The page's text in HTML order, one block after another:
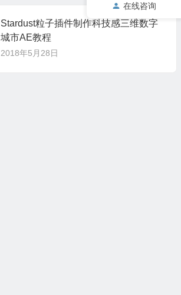
Stardust粒子插件制作科技感三维数字
城市AE教程
2018年5月28日
在线咨询